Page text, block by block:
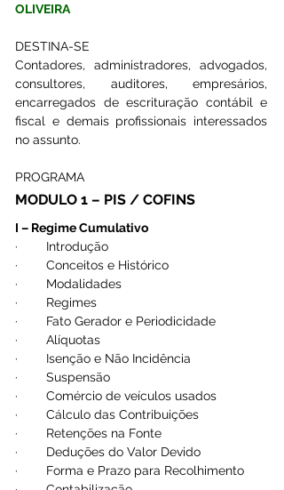
OLIVEIRA
DESTINA-SE
Contadores, administradores, advogados,
consultores, auditores, empresários,
encarregados de escrituração contábil e
fiscal e demais profissionais interessados
no assunto.
PROGRAMA
MODULO 1 – PIS / COFINS
I – Regime Cumulativo
·        Introdução
·        Conceitos e Histórico
·        Modalidades
·        Regimes
·        Fato Gerador e Periodicidade
·        Alíquotas
·        Isenção e Não Incidência
·        Suspensão
·        Comércio de veículos usados
·        Cálculo das Contribuições
·        Retenções na Fonte
·        Deduções do Valor Devido
·        Forma e Prazo para Recolhimento